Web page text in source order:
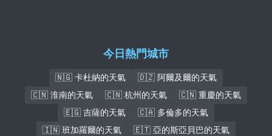
今日熱門城市
🇳🇬 卡杜納的天氣
🇩🇿 阿爾及爾的天氣
🇨🇳 淮南的天氣
🇨🇳 杭州的天氣
🇨🇳 重慶的天氣
🇪🇬 吉薩的天氣
🇨🇦 多倫多的天氣
🇮🇳 班加羅爾的天氣
🇪🇹 亞的斯亞貝巴的天氣